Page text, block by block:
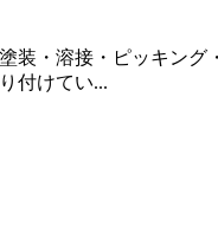
装・溶接・ピッキン
付けてい...